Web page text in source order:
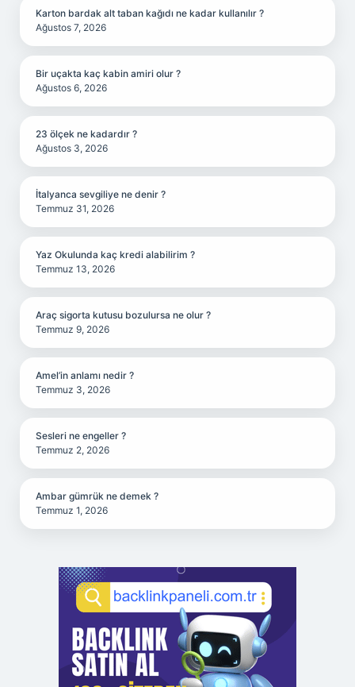
Karton bardak alt taban kağıdı ne kadar kullanılır ?
Ağustos 7, 2026
Bir uçakta kaç kabin amiri olur ?
Ağustos 6, 2026
23 ölçek ne kadardır ?
Ağustos 3, 2026
İtalyanca sevgiliye ne denir ?
Temmuz 31, 2026
Yaz Okulunda kaç kredi alabilirim ?
Temmuz 13, 2026
Araç sigorta kutusu bozulursa ne olur ?
Temmuz 9, 2026
Amel’in anlamı nedir ?
Temmuz 3, 2026
Sesleri ne engeller ?
Temmuz 2, 2026
Ambar gümrük ne demek ?
Temmuz 1, 2026